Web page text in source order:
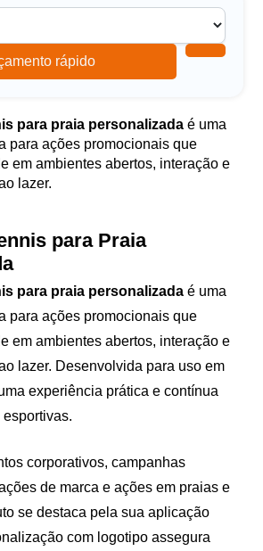
rápido
para praia personalizada é uma
para ações promocionais que
em ambientes abertos, interação e
lazer.
para Praia
para praia personalizada é uma
para ações promocionais que
em ambientes abertos, interação e
lazer. Desenvolvida para uso em
experiência prática e contínua
corporativos, campanhas
de marca e ações em praias e
se destaca pela sua aplicação
com logotipo assegura